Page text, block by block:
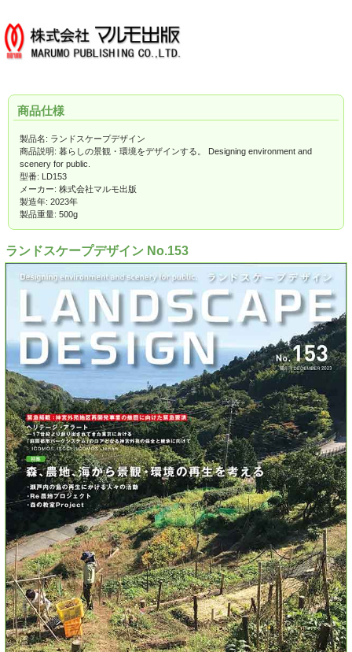
商品仕様
製品名: ランドスケープデザイン
商品説明: 暮らしの景観・環境をデザインする。 Designing environment and
scenery for public.
型番: LD153
メーカー: 株式会社マルモ出版
製造年: 2023年
製品重量: 500g
ランドスケープデザイン No.153